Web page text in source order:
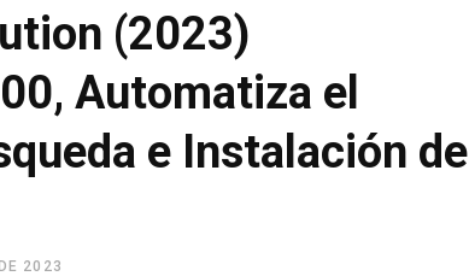
(2023)
Automatiza el
e Instalación de
2023